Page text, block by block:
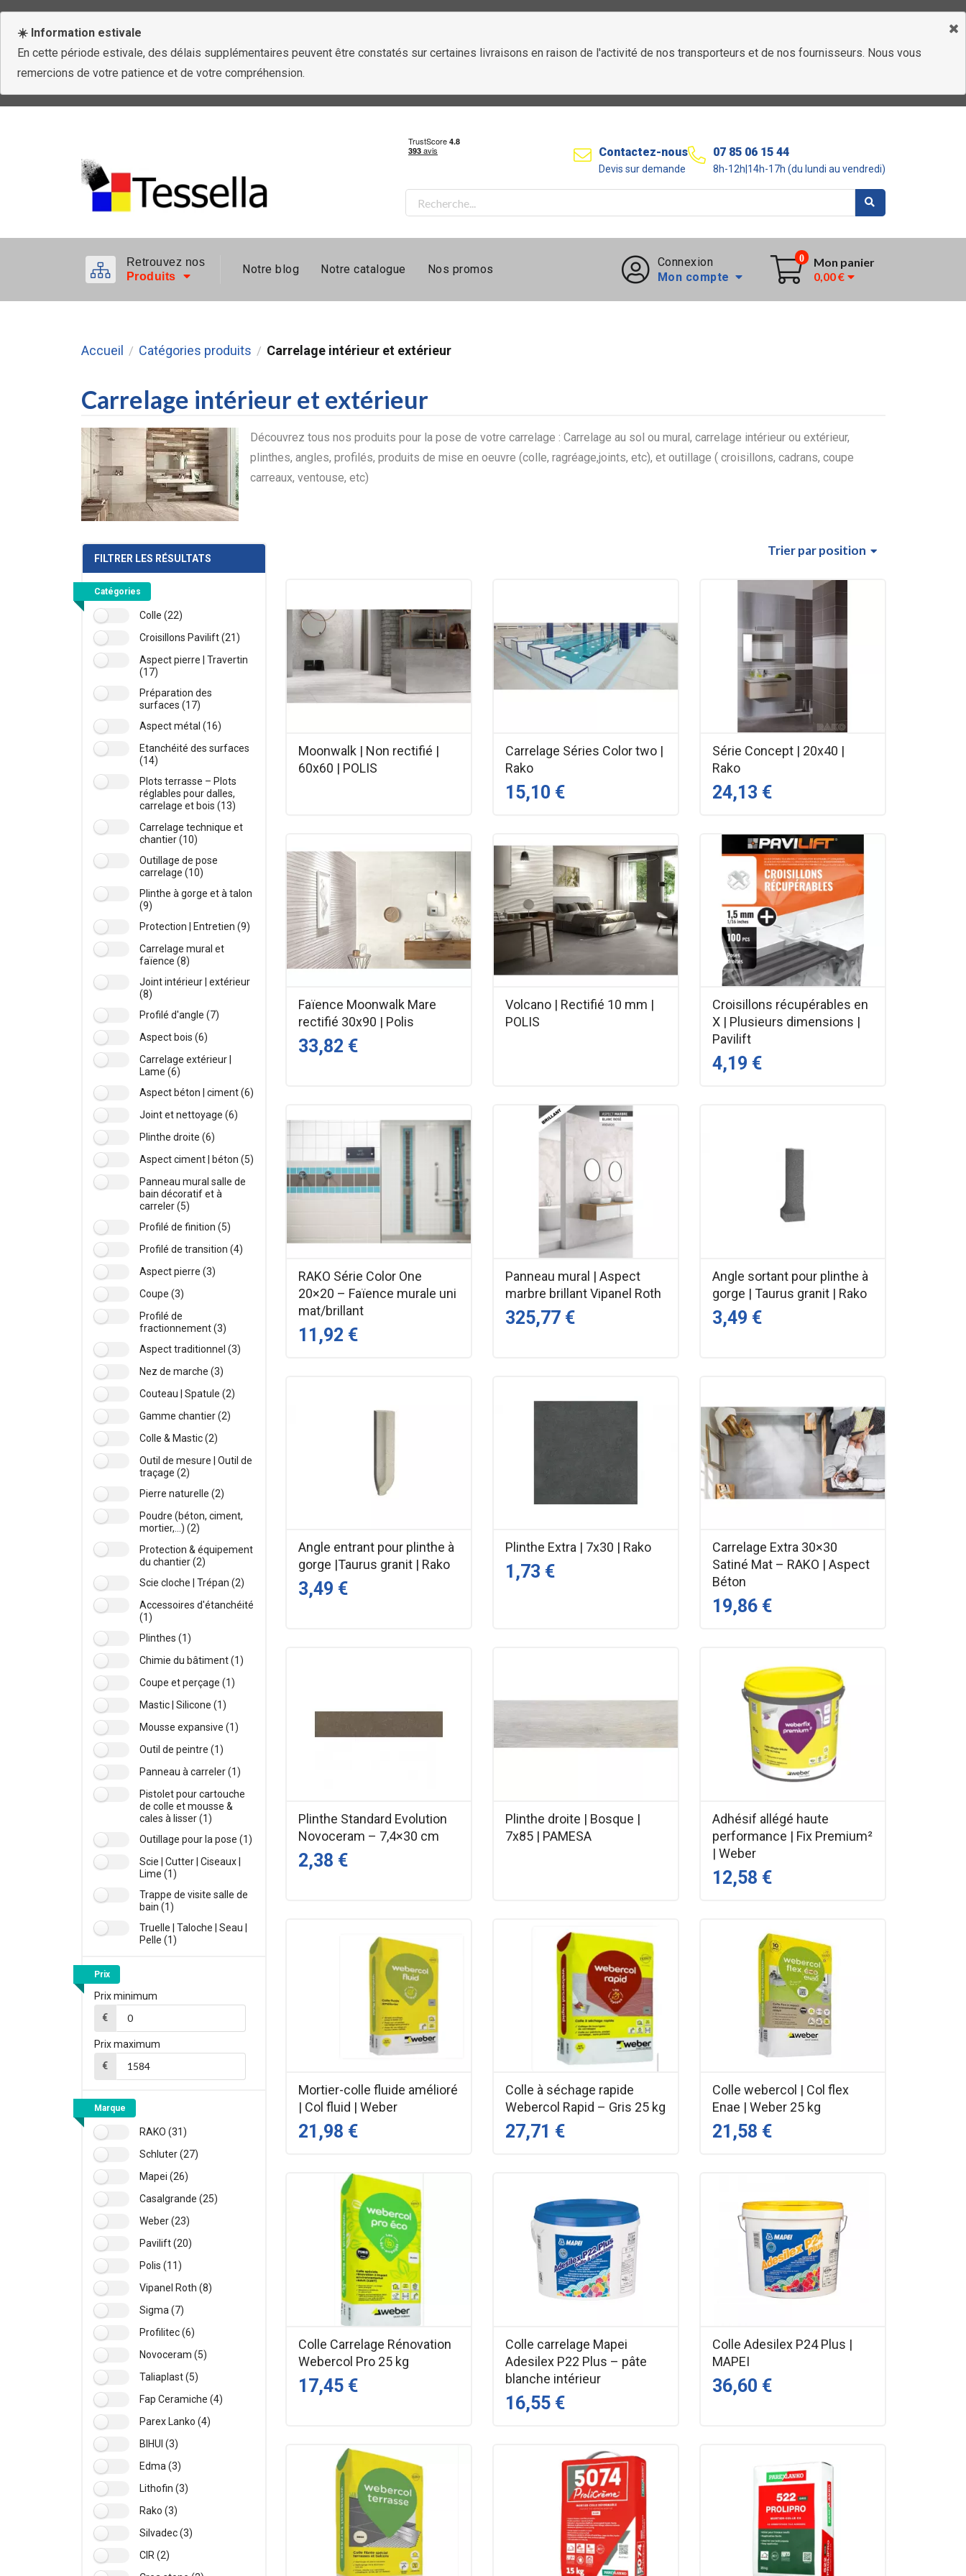
☀️ Information estivale
En cette période estivale, des délais supplémentaires peuvent être constatés sur certaines livraisons en raison de l'activité de nos transporteurs et de nos fournisseurs. Nous vous
remercions de votre patience et de votre compréhension.
Contactez-nous
Devis sur demande
07 85 06 15 44
8h-12h|14h-17h (du lundi au vendredi)
Retrouvez nos
Produits
Notre blog Notre catalogue Nos promos
Connexion
Mon compte
0
Mon panier
0,00 €
Accueil / Catégories produits / Carrelage intérieur et extérieur
Carrelage intérieur et extérieur
Découvrez tous nos produits pour la pose de votre carrelage : Carrelage au sol ou mural, carrelage intérieur ou extérieur,
plinthes, angles, profilés, produits de mise en oeuvre (colle, ragréage,joints, etc), et outillage ( croisillons, cadrans, coupe
carreaux, ventouse, etc)
FILTRER LES RÉSULTATS
Catégories
Colle (22)
Croisillons Pavilift (21)
Aspect pierre | Travertin
(17)
Préparation des
surfaces (17)
Aspect métal (16)
Etanchéité des surfaces
(14)
Plots terrasse – Plots
réglables pour dalles,
carrelage et bois (13)
Carrelage technique et
chantier (10)
Outillage de pose
carrelage (10)
Plinthe à gorge et à talon
(9)
Protection | Entretien (9)
Carrelage mural et
faïence (8)
Joint intérieur | extérieur
(8)
Profilé d'angle (7)
Aspect bois (6)
Carrelage extérieur |
Lame (6)
Aspect béton | ciment (6)
Joint et nettoyage (6)
Plinthe droite (6)
Aspect ciment | béton (5)
Panneau mural salle de
bain décoratif et à
carreler (5)
Profilé de finition (5)
Profilé de transition (4)
Aspect pierre (3)
Coupe (3)
Profilé de
fractionnement (3)
Aspect traditionnel (3)
Nez de marche (3)
Couteau | Spatule (2)
Gamme chantier (2)
Colle & Mastic (2)
Outil de mesure | Outil de
traçage (2)
Pierre naturelle (2)
Poudre (béton, ciment,
mortier,...) (2)
Protection & équipement
du chantier (2)
Scie cloche | Trépan (2)
Accessoires d'étanchéité
(1)
Plinthes (1)
Chimie du bâtiment (1)
Coupe et perçage (1)
Mastic | Silicone (1)
Mousse expansive (1)
Outil de peintre (1)
Panneau à carreler (1)
Pistolet pour cartouche
de colle et mousse &
cales à lisser (1)
Outillage pour la pose (1)
Scie | Cutter | Ciseaux |
Lime (1)
Trappe de visite salle de
bain (1)
Truelle | Taloche | Seau |
Pelle (1)
Prix
Prix minimum
€
Prix maximum
€
Marque
RAKO (31)
Schluter (27)
Mapei (26)
Casalgrande (25)
Weber (23)
Pavilift (20)
Polis (11)
Vipanel Roth (8)
Sigma (7)
Profilitec (6)
Novoceram (5)
Taliaplast (5)
Fap Ceramiche (4)
Parex Lanko (4)
BIHUI (3)
Edma (3)
Lithofin (3)
Rako (3)
Silvadec (3)
CIR (2)
Trierpar position
Moonwalk | Non rectifié |
60x60 | POLIS
Carrelage Séries Color two |
Rako
15,10 €
Série Concept | 20x40 |
Rako
24,13 €
Faïence Moonwalk Mare
rectifié 30x90 | Polis
33,82 €
Volcano | Rectifié 10 mm |
POLIS
Croisillons récupérables en
X | Plusieurs dimensions |
Pavilift
4,19 €
RAKO Série Color One
20×20 – Faïence murale uni
mat/brillant
11,92 €
Panneau mural | Aspect
marbre brillant Vipanel Roth
325,77 €
Angle sortant pour plinthe à
gorge | Taurus granit | Rako
3,49 €
Angle entrant pour plinthe à
gorge |Taurus granit | Rako
3,49 €
Plinthe Extra | 7x30 | Rako
1,73 €
Carrelage Extra 30×30
Satiné Mat – RAKO | Aspect
Béton
19,86 €
Plinthe Standard Evolution
Novoceram – 7,4×30 cm
2,38 €
Plinthe droite | Bosque |
7x85 | PAMESA
Adhésif allégé haute
performance | Fix Premium²
| Weber
12,58 €
Mortier-colle fluide amélioré
| Col fluid | Weber
21,98 €
Colle à séchage rapide
Webercol Rapid – Gris 25 kg
27,71 €
Colle webercol | Col flex
Enae | Weber 25 kg
21,58 €
Colle Carrelage Rénovation
Webercol Pro 25 kg
17,45 €
Colle carrelage Mapei
Adesilex P22 Plus – pâte
blanche intérieur
16,55 €
Colle Adesilex P24 Plus |
MAPEI
36,60 €